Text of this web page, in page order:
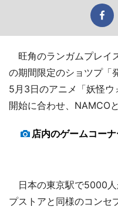
旺角のランガムプレイ
の期間限定のショツプ「
5月3日のアニメ「妖怪
開始に合わせ、NAMCO
店内のゲームコー
日本の東京駅で5000人
プストアと同様のコンセ